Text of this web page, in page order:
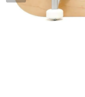
7.9inch
8.0inch
58mm
パウエルペラルタ
ボルト
25cm ショーツ
スケートパーク情報
特定商取引法に基づ